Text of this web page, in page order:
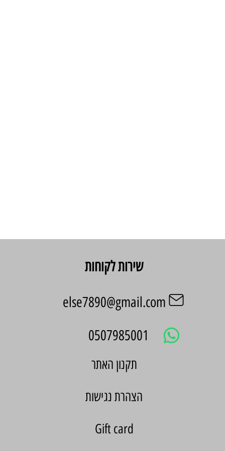
שירות לקוחות
else7890@gmail.com
0507985001
הצהרת נגישות
Gift card